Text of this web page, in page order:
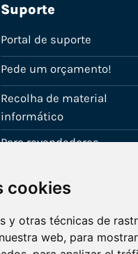
cookies
y otras técnicas de
web, para
Suporte
Portal de suporte
Pede um orçamento!
Recolha de material
informático
Para revendedores